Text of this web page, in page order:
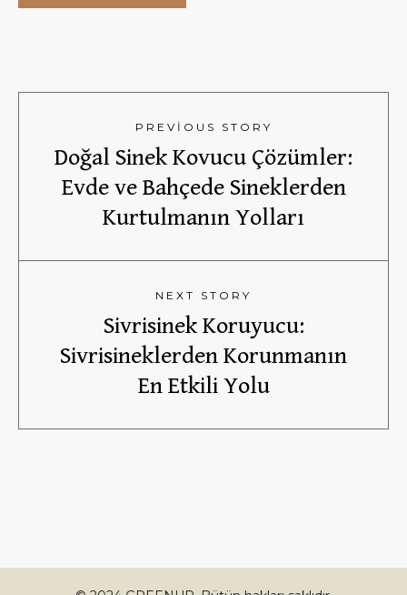
PREVIOUS STORY
Doğal Sinek Kovucu Çözümler:
Evde ve Bahçede Sineklerden
Kurtulmanın Yolları
NEXT STORY
Sivrisinek Koruyucu:
Sivrisineklerden Korunmanın
En Etkili Yolu